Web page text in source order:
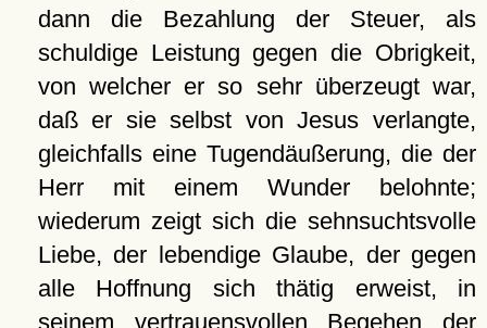
dann die Bezahlung der Steuer, als
schuldige Leistung gegen die Obrigkeit,
von welcher er so sehr überzeugt war,
daß er sie selbst von Jesus verlangte,
gleichfalls eine Tugendäußerung, die der
Herr mit einem Wunder belohnte;
wiederum zeigt sich die sehnsuchtsvolle
Liebe, der lebendige Glaube, der gegen
alle Hoffnung sich thätig erweist, in
seinem vertrauensvollen Begehen der